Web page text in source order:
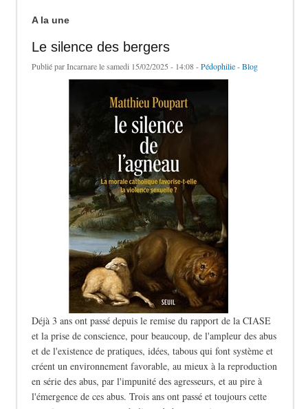
A la une
Le silence des bergers
Publié parIncarnarele samedi 15/02/2025 - 14:08 -Pédophilie-Blog
Déjà 3 ans ont passé depuis le remise du rapport de la CIASE
et la prise de conscience, pour beaucoup, de l'ampleur des abus
et de l'existence de pratiques, idées, tabous qui font système et
créent un environnement favorable, au mieux à la reproduction
en série des abus, par l'impunité des agresseurs, et au pire à
l'émergence de ces abus. Trois ans ont passé et toujours cette